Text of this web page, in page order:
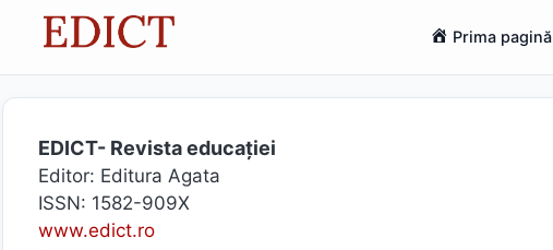
Prima pagină
EDICT- Revista educației
Editor: Editura Agata
ISSN: 1582-909X
www.edict.ro